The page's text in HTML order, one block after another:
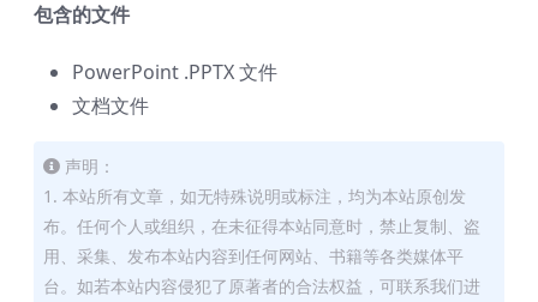
包含的文件
PowerPoint .PPTX 文件
文档文件
声明：
1. 本站所有文章，如无特殊说明或标注，均为本站原创发
布。任何个人或组织，在未征得本站同意时，禁止复制、盗
用、采集、发布本站内容到任何网站、书籍等各类媒体平
台。如若本站内容侵犯了原著者的合法权益，可联系我们进